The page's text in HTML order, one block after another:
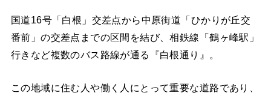
国道16号「白根」交差点から中原街道「ひかりが丘交
番前」の交差点までの区間を結び、相鉄線「鶴ヶ峰駅」
行きなど複数のバス路線が通る『白根通り』。
この地域に住む人や働く人にとって重要な道路であり、